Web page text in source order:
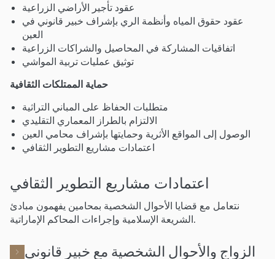
عقود تأجير الأراضي الزراعية
عقود حقوق المياه وأنظمة الري بإشراف خبير قانوني في
العين
اتفاقيات المشاركة في المحاصيل والشراكات الزراعية
توثيق عمليات تربية المواشي
حماية الممتلكات الثقافية
متطلبات الحفاظ على المباني التراثية
الالتزام بالطراز المعماري التقليدي
الوصول إلى المواقع الأثرية وحمايتها بإشراف محامي العين
اعتمادات مشاريع التطوير الثقافي
اعتمادات مشاريع التطوير الثقافي
نتعامل مع قضايا الأحوال الشخصية بمحامين يفهمون مبادئ
الشريعة الإسلامية وإجراءات المحاكم الإماراتية.
الزواج والأحوال الشخصية مع خبير قانوني